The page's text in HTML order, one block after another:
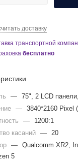
доставку
транспортной
бесплатно
— 75", 2 LCD
— 3840*2160 Pixel
—
1200:1
касаний — 20
— Qualcomm XR2,
5